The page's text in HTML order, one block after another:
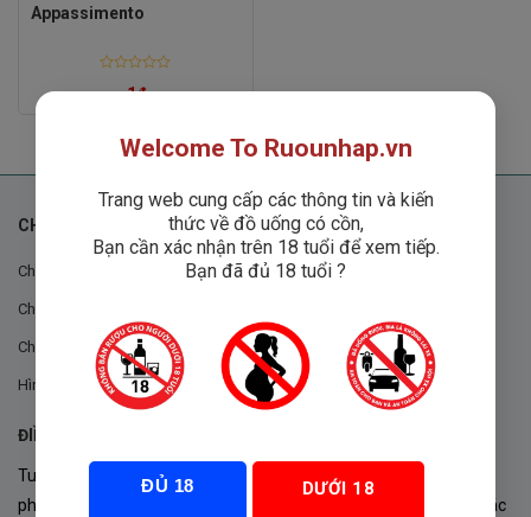
Appassimento
Rated
1₫
CHÍNH SÁCH
Chính sách chung
Chính sách đổi trả
Chính sách mua hàng
Hình thức thanh toán
ĐIỀU KHOẢN VÀ CHÍNH SÁCH
Tuân thủ Nghị định 105/2017/NĐ-CP ngày 14/9/2017 của Chính
phủ về sản xuất, kinh doanh rượu. Tuân thủ Luật “phòng chống tác
Welcome To Ruounhap.vn
Trang web cung cấp các thông tin và kiến
thức về đồ uống có cồn,
Bạn cần xác nhận trên 18 tuổi để xem tiếp.
Bạn đã đủ 18 tuổi ?
ĐỦ 18
DƯỚI 18